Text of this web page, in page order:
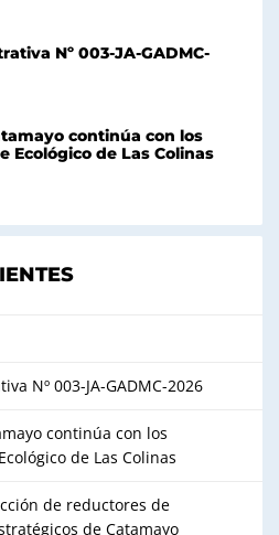
Nº 003-JA-GADMC-
continúa con los
Ecológico de Las Colinas
Nº 003-JA-GADMC-2026
continúa con los
de Las Colinas
de reductores de
de Catamayo